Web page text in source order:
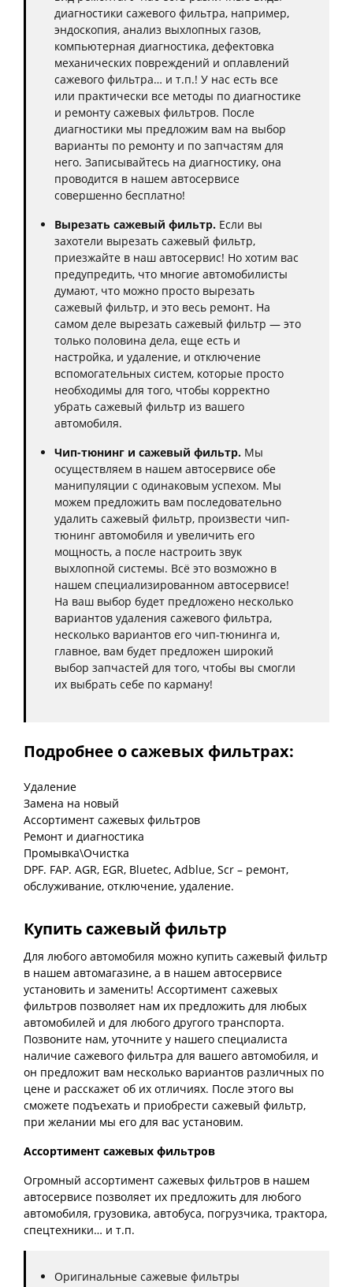
диагностики сажевого фильтра, например,
эндоскопия, анализ выхлопных газов,
компьютерная диагностика, дефектовка
механических повреждений и оплавлений
сажевого фильтра… и т.п.! У нас есть все
или практически все методы по диагностике
и ремонту сажевых фильтров. После
диагностики мы предложим вам на выбор
варианты по ремонту и по запчастям для
него. Записывайтесь на диагностику, она
проводится в нашем автосервисе
совершенно бесплатно!
Вырезать сажевый фильтр. Если вы
захотели вырезать сажевый фильтр,
приезжайте в наш автосервис! Но хотим вас
предупредить, что многие автомобилисты
думают, что можно просто вырезать
сажевый фильтр, и это весь ремонт. На
самом деле вырезать сажевый фильтр — это
только половина дела, еще есть и
настройка, и удаление, и отключение
вспомогательных систем, которые просто
необходимы для того, чтобы корректно
убрать сажевый фильтр из вашего
автомобиля.
Чип-тюнинг и сажевый фильтр. Мы
осуществляем в нашем автосервисе обе
манипуляции с одинаковым успехом. Мы
можем предложить вам последовательно
удалить сажевый фильтр, произвести чип-
тюнинг автомобиля и увеличить его
мощность, а после настроить звук
выхлопной системы. Всё это возможно в
нашем специализированном автосервисе!
На ваш выбор будет предложено несколько
вариантов удаления сажевого фильтра,
несколько вариантов его чип-тюнинга и,
главное, вам будет предложен широкий
выбор запчастей для того, чтобы вы смогли
их выбрать себе по карману!
Подробнее о сажевых фильтрах:
Удаление
Замена на новый
Ассортимент сажевых фильтров
Ремонт и диагностика
Промывка\Очистка
DPF. FAP. AGR, EGR, Bluetec, Adblue, Scr – ремонт,
обслуживание, отключение, удаление.
Купить сажевый фильтр
Для любого автомобиля можно купить сажевый фильтр
в нашем автомагазине, а в нашем автосервисе
установить и заменить! Ассортимент сажевых
фильтров позволяет нам их предложить для любых
автомобилей и для любого другого транспорта.
Позвоните нам, уточните у нашего специалиста
наличие сажевого фильтра для вашего автомобиля, и
он предложит вам несколько вариантов различных по
цене и расскажет об их отличиях. После этого вы
сможете подъехать и приобрести сажевый фильтр,
при желании мы его для вас установим.
Ассортимент сажевых фильтров
Огромный ассортимент сажевых фильтров в нашем
автосервисе позволяет их предложить для любого
автомобиля, грузовика, автобуса, погрузчика, трактора,
спецтехники… и т.п.
Оригинальные сажевые фильтры